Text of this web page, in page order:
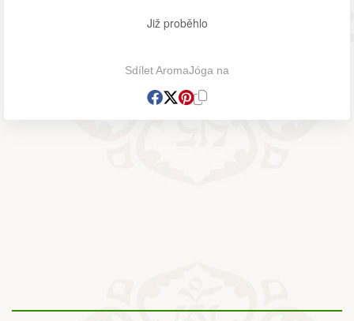
Již proběhlo
Sdílet AromaJóga na